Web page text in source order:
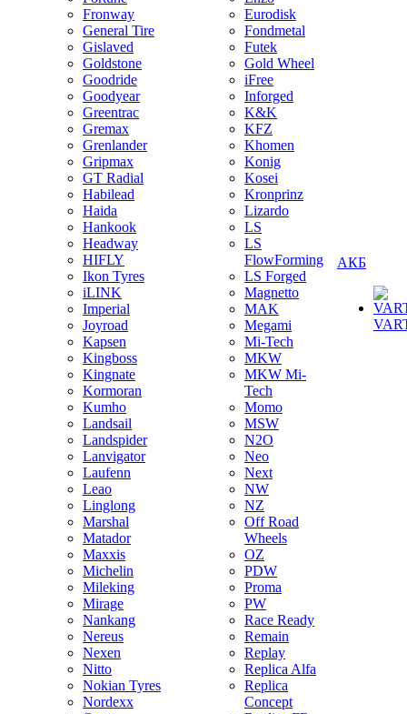
Fronway
General Tire
Gislaved
Goldstone
Goodride
Goodyear
Greentrac
Gremax
Grenlander
Gripmax
GT Radial
Habilead
Haida
Hankook
Headway
HIFLY
Ikon Tyres
iLINK
Imperial
Joyroad
Kapsen
Kingboss
Kingnate
Kormoran
Kumho
Landsail
Landspider
Lanvigator
Laufenn
Leao
Linglong
Marshal
Matador
Maxxis
Michelin
Mileking
Mirage
Nankang
Nereus
Nexen
Nitto
Nokian Tyres
Nordexx
Eurodisk
Fondmetal
Futek
Gold Wheel
iFree
Inforged
K&K
KFZ
Khomen
Konig
Kosei
Kronprinz
Lizardo
LS
LS
FlowForming
LS Forged
Magnetto
MAK
Megami
Mi-Tech
MKW
MKW Mi-
Tech
Momo
MSW
N2O
Neo
Next
NW
NZ
Off Road
Wheels
OZ
PDW
Proma
PW
Race Ready
Remain
Replay
Replica Alfa
Replica
Concept
АКБ